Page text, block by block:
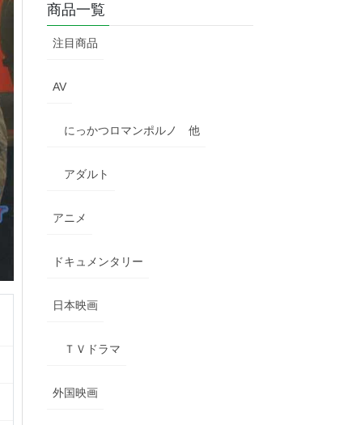
商品一覧
注目商品
AV
にっかつロマンポルノ 他
アダルト
アニメ
ドキュメンタリー
日本映画
ＴＶドラマ
外国映画